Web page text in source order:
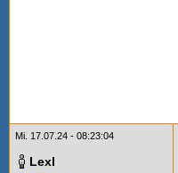
Mi. 17.07.24 - 08:23:04
Lexl